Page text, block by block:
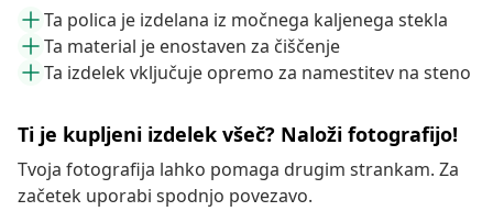
Ta polica je izdelana iz močnega kaljenega stekla
Ta material je enostaven za čiščenje
Ta izdelek vključuje opremo za namestitev na steno
Ti je kupljeni izdelek všeč? Naloži fotografijo!
Tvoja fotografija lahko pomaga drugim strankam. Za
začetek uporabi spodnjo povezavo.